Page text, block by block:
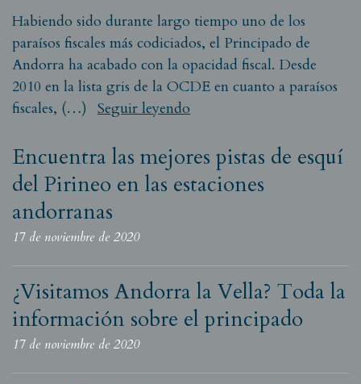
Habiendo sido durante largo tiempo uno de los
paraísos fiscales más codiciados, el Principado de
Andorra ha acabado con la opacidad fiscal. Desde
2010 en la lista gris de la OCDE en cuanto a paraísos
fiscales, (…) Seguir leyendo
Encuentra las mejores pistas de esquí
del Pirineo en las estaciones
andorranas
17 de noviembre de 2020
¿Visitamos Andorra la Vella? Toda la
información sobre el principado
17 de noviembre de 2020